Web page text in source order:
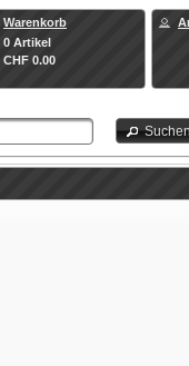
Warenkorb
0 Artikel
CHF 0.00